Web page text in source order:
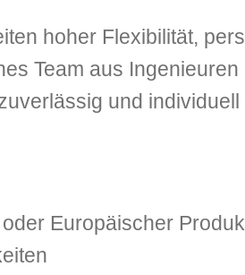
hoher Flexibilität,
Team aus
und
Europäischer